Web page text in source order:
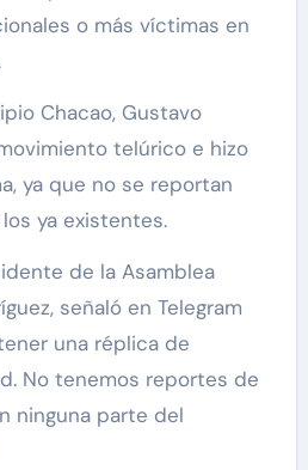
o más víctimas en
Chacao, Gustavo
telúrico e hizo
ya que no se reportan
ya existentes.
de la Asamblea
señaló en Telegram
una réplica de
No tenemos reportes de
ninguna parte del